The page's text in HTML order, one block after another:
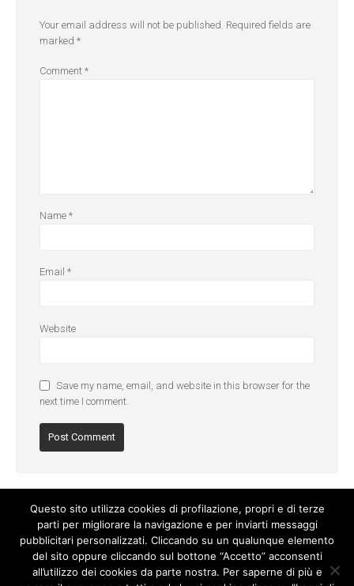
Your email address will not be published. Required fields are
marked *
Comment *
Name *
Email *
Website
Save my name, email, and website in this browser for the
next time I comment.
Questo sito utilizza cookies di profilazione, propri e di terze
parti per migliorare la navigazione e per inviarti messaggi
pubblicitari personalizzati. Cliccando su un qualunque elemento
del sito oppure cliccando sul bottone “Accetto” acconsenti
all’utilizzo dei cookies da parte nostra. Per saperne di più e